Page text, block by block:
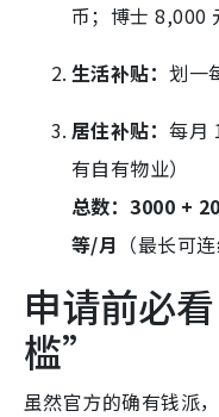
币；博士 8,000
生活补贴：划一
居住补贴：每月
有自有物业）
总数：3000 +
等/月 （最长可
申请前必
槛”
虽然官方的确有钱派